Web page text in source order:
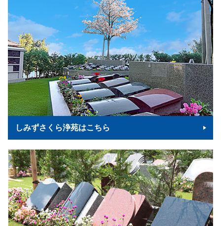
しみずさくら浄苑はこちら